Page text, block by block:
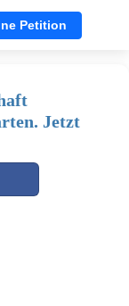
Petition
Jetzt